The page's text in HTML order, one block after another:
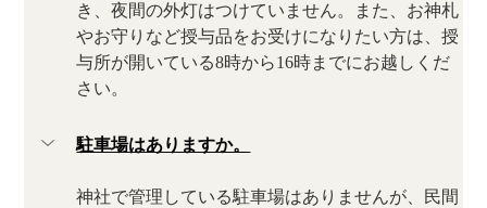
き、夜間の外灯はつけていません。また、お神札
やお守りなど授与品をお受けになりたい方は、授
与所が開いている8時から16時までにお越しくだ
さい。
駐車場はありますか。
神社で管理している駐車場はありませんが、民間